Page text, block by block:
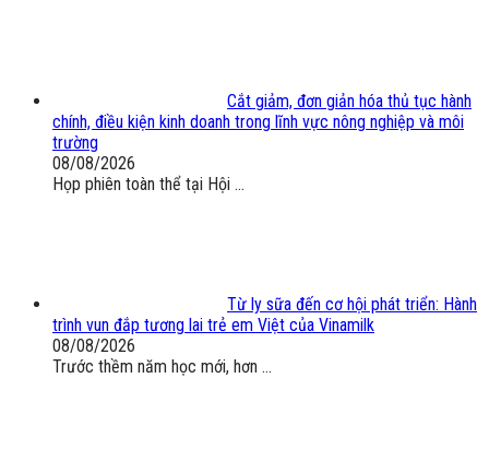
Cắt giảm, đơn giản hóa thủ tục hành
chính, điều kiện kinh doanh trong lĩnh vực nông nghiệp và môi
trường
08/08/2026
Họp phiên toàn thể tại Hội ...
Từ ly sữa đến cơ hội phát triển: Hành
trình vun đắp tương lai trẻ em Việt của Vinamilk
08/08/2026
Trước thềm năm học mới, hơn ...